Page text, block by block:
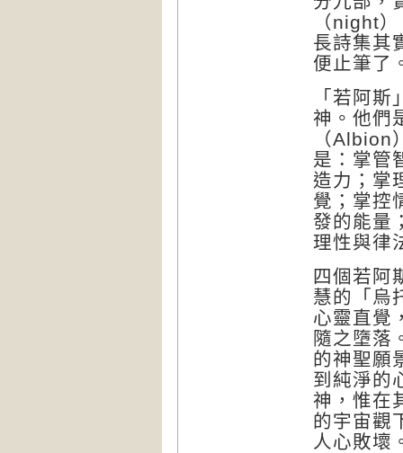
（night
長詩集其
便止筆了
「若阿斯
神。他們
（Albion
是：掌管
造力；掌
覺；掌控
發的能量
理性與律
四個若阿
慧的「烏
心靈直覺
隨之墮落
的神聖願
到純淨的
神，惟在
的宇宙觀
人心敗壞